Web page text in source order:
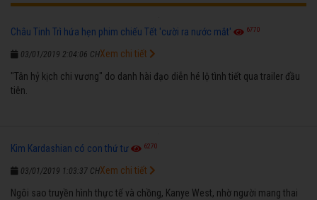
Châu Tinh Trì hứa hẹn phim chiếu Tết 'cười ra nước mắt' 6770
03/01/2019 2:04:06 CH
"Tân hỷ kịch chi vương" do danh hài đạo diễn hé lộ tình tiết qua trailer đầu
tiên.
Xem chi tiết
Kim Kardashian có con thứ tư 6270
03/01/2019 1:03:37 CH
Ngôi sao truyền hình thực tế và chồng, Kanye West, nhờ người mang thai
Xem chi tiết